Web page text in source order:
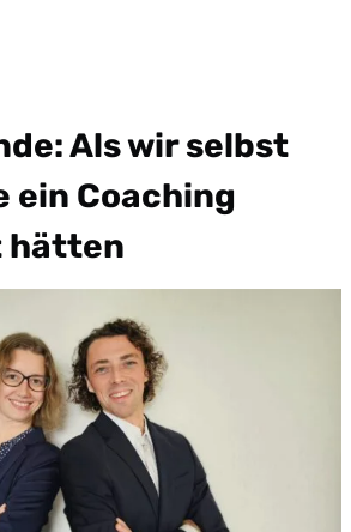
Als wir selbst
ein Coaching
hätten